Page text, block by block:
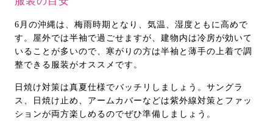
6月の沖縄は、梅雨時期となり、気温、湿度ともに高めで
す。屋外では半袖で過ごせますが、建物内は冷房が効いて
いることが多いので、寒がりの方は半袖と薄手の上着で調
整できる服装がオススメです。
日焼け対策は真夏仕様でバッチリしましょう。サングラ
ス、日焼け止め、アームカバーなどは紫外線対策とファッ
ションが両方楽しめるのでぜひ準備しましょう。